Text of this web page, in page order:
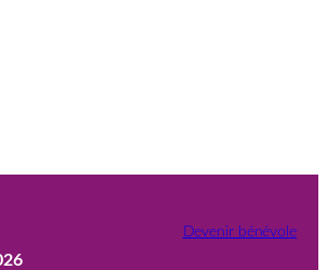
Devenir bénévole